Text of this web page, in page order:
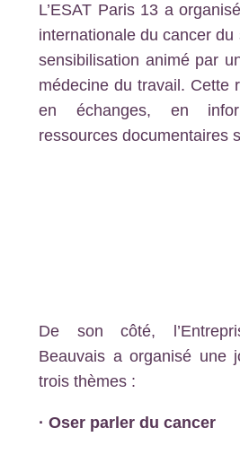
L’ESAT Paris 13 a
internationale du cancer
sensibilisation animé par
médecine du travail. Cette
en échanges, en
ressources documentaires
De son côté,
Beauvais a organisé une
trois thèmes :
· Oser parler du cancer